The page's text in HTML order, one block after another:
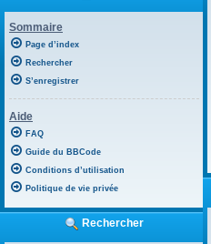
Sommaire
Page d’index
Rechercher
S’enregistrer
Aide
FAQ
Guide du BBCode
Conditions d’utilisation
Politique de vie privée
Rechercher